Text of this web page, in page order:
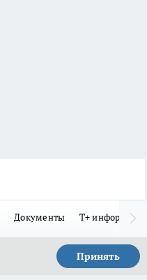
Документы Т+
Принять